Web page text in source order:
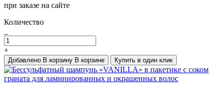
при заказе на сайте
Количество
+
Добавлено В корзину В корзине Купить в один клик